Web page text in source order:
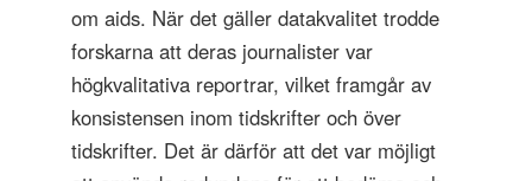
om aids. När det gäller datakvalitet trodde
forskarna att deras journalister var
högkvalitativa reportrar, vilket framgår av
konsistensen inom tidskrifter och över
tidskrifter. Det är därför att det var möjligt